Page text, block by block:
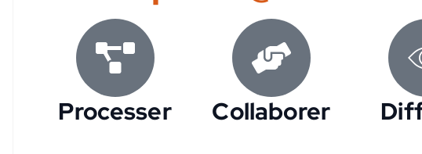
Processer Collaborer